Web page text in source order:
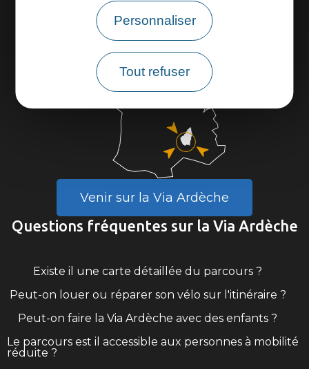
Personnaliser
Tout refuser
Venir sur la Via Ardèche
Questions fréquentes sur la Via Ardèche
Existe il une carte détaillée du parcours ?
Peut-on louer ou réparer son vélo sur l'itinéraire ?
Peut-on faire la Via Ardèche avec des enfants ?
Le parcours est il accessible aux personnes à mobilité
réduite ?